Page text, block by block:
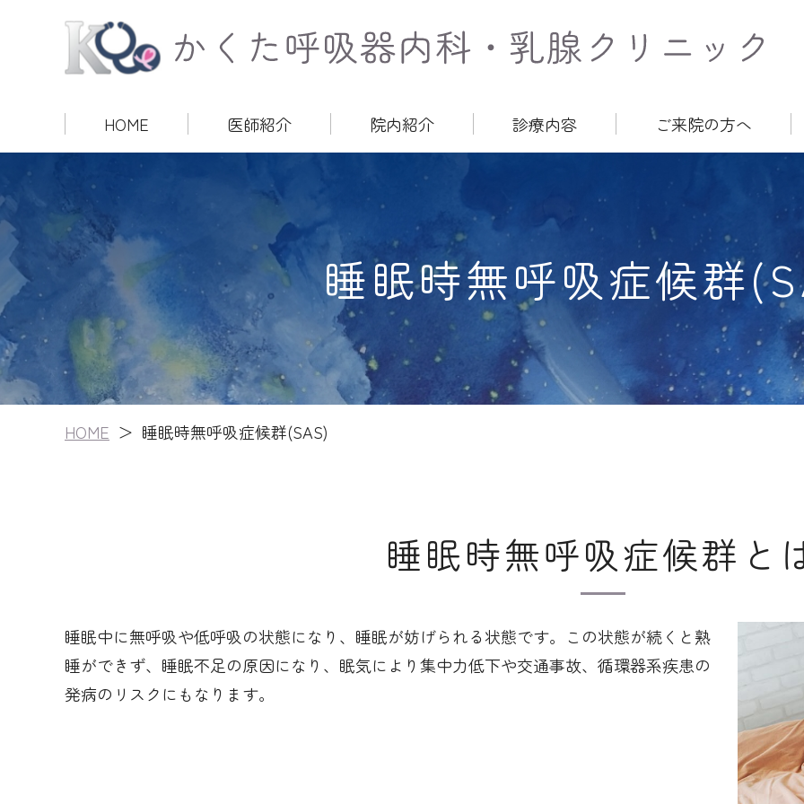
HOME 医師紹介 院内紹介 診療内容 ご来院の方へ
睡眠時無呼吸症候群
HOME 睡眠時無呼吸症候群(SAS)
睡眠時無呼吸症候群と
睡眠中に無呼吸や低呼吸の状態になり、睡眠が妨げられる状態です。この状態が続くと熟
睡ができず、睡眠不足の原因になり、眠気により集中力低下や交通事故、循環器系疾患の
発病のリスクにもなります。